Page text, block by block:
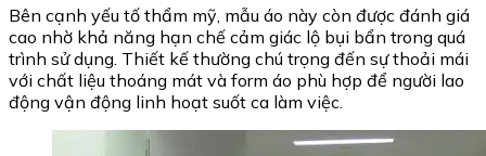
Bên cạnh yếu tố thẩm mỹ, mẫu áo này còn được đánh giá
cao nhờ khả năng hạn chế cảm giác lộ bụi bẩn trong quá
trình sử dụng. Thiết kế thường chú trọng đến sự thoải mái
với chất liệu thoáng mát và form áo phù hợp để người lao
động vận động linh hoạt suốt ca làm việc.